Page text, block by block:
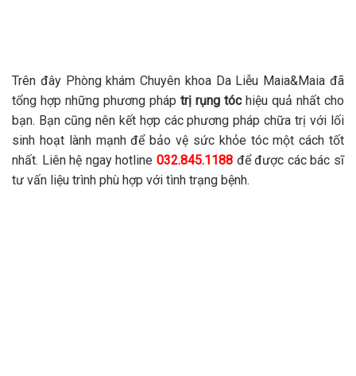
Trên đây Phòng khám Chuyên khoa Da Liễu Maia&Maia đã
tổng hợp những phương pháp trị rụng tóc hiệu quả nhất cho
bạn. Bạn cũng nên kết hợp các phương pháp chữa trị với lối
sinh hoạt lành mạnh để bảo vệ sức khỏe tóc một cách tốt
nhất. Liên hệ ngay hotline 032.845.1188 để được các bác sĩ
tư vấn liệu trình phù hợp với tình trạng bệnh.